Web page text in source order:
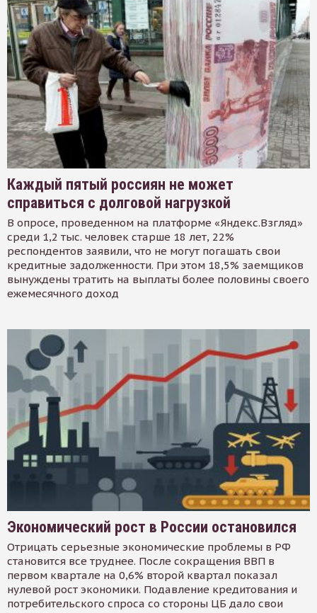
Каждый пятый россиян не может
справиться с долговой нагрузкой
В опросе, проведенном на платформе «Яндекс.Взгляд»
среди 1,2 тыс. человек старше 18 лет, 22%
респондентов заявили, что не могут погашать свои
кредитные задолженности. При этом 18,5% заемщиков
вынуждены тратить на выплаты более половины своего
ежемесячного доход
Экономический рост в России остановился
Отрицать серьезные экономические проблемы в РФ
становится все труднее. После сокращения ВВП в
первом квартале на 0,6% второй квартал показал
нулевой рост экономики. Подавление кредитования и
потребительского спроса со стороны ЦБ дало свои